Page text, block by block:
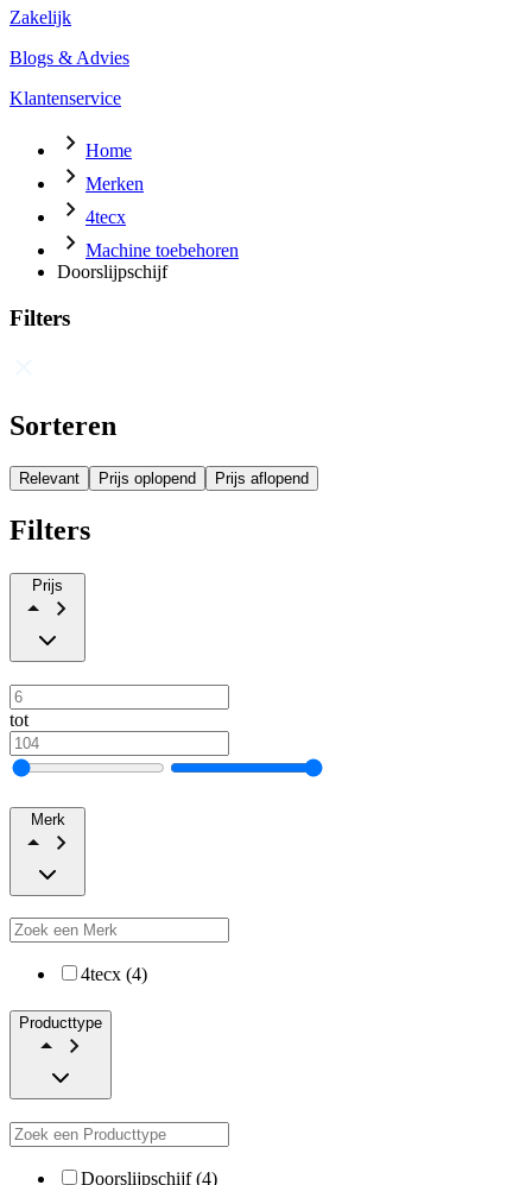
Zakelijk
Blogs & Advies
Klantenservice
Home
Merken
4tecx
Machine toebehoren
Doorslijpschijf
Filters
Sorteren
Relevant Prijs oplopend Prijs aflopend
Filters
Prijs
tot
Merk
4tecx (4)
Producttype
Doorslijpschijf (4)